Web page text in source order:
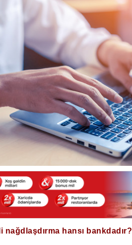
nağdlaşdırma hansı bankdadır?